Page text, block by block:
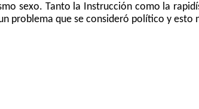
sexo. Tanto la Instrucción como la
problema que se consideró político y